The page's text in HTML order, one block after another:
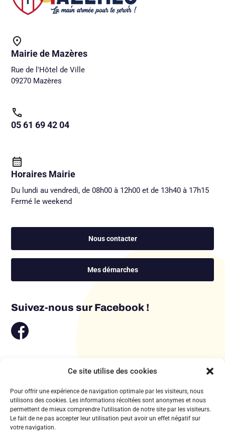
Ce site utilise des cookies
Pour offrir une expérience de navigation optimale par les visiteurs, nous
utilisons des cookies. Les informations récoltées sont anonymes et nous
permettent de mieux comprendre l'utilisation de notre site par les visiteurs.
Le fait de ne pas accepter leur utilisation peut avoir un effet négatif sur
votre navigation.
Mairie de Mazères
Rue de l'Hôtel de Ville
09270 Mazères
05 61 69 42 04
Horaires Mairie
Du lundi au vendredi, de 08h00 à 12h00 et de 13h40 à 17h15
Fermé le weekend
Nous contacter
Mes démarches
Suivez-nous sur Facebook !